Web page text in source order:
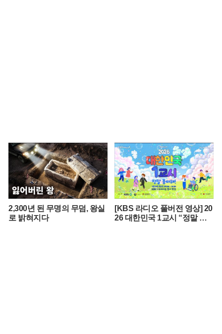
2,300년 된 무명의 무덤, 왕실
로 밝혀지다
[KBS 라디오 풀버전 영상] 20
26 대한민국 1교시 “정말 좋